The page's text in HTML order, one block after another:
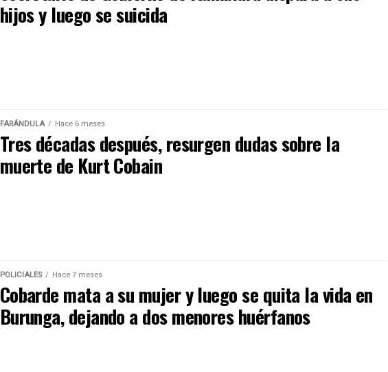
hijos y luego se suicida
FARÁNDULA Hace 6 meses
Tres décadas después, resurgen dudas sobre la
muerte de Kurt Cobain
POLICIALES Hace 7 meses
Cobarde mata a su mujer y luego se quita la vida en
Burunga, dejando a dos menores huérfanos